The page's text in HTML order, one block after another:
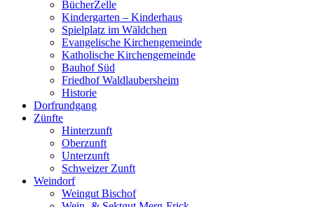
BücherZelle
Kindergarten – Kinderhaus
Spielplatz im Wäldchen
Evangelische Kirchengemeinde
Katholische Kirchengemeinde
Bauhof Süd
Friedhof Waldlaubersheim
Historie
Dorfrundgang
Zünfte
Hinterzunft
Oberzunft
Unterzunft
Schweizer Zunft
Weindorf
Weingut Bischof